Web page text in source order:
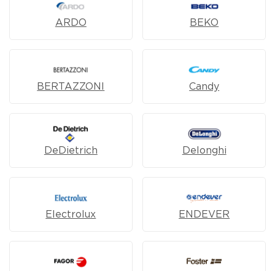
ARDO BEKO
BERTAZZONI Candy
DeDietrich Delonghi
Electrolux ENDEVER